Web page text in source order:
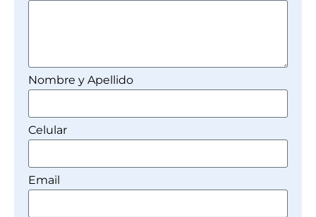
Nombre y Apellido
Celular
Email